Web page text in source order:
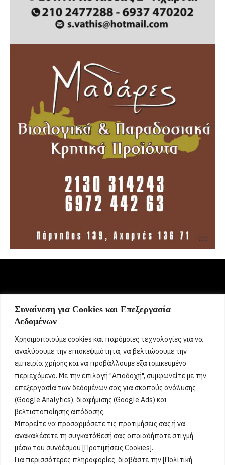
Συναίνεση για Cookies και Επεξεργασία
Δεδομένων
Χρησιμοποιούμε cookies και παρόμοιες τεχνολογίες για να
αναλύσουμε την επισκεψιμότητα, να βελτιώσουμε την
εμπειρία χρήσης και να προβάλλουμε εξατομικευμένο
περιεχόμενο. Με την επιλογή "Αποδοχή", συμφωνείτε με την
επεξεργασία των δεδομένων σας για σκοπούς ανάλυσης
(Google Analytics), διαφήμισης (Google Ads) και
βελτιστοποίησης απόδοσης.
Μπορείτε να προσαρμόσετε τις προτιμήσεις σας ή να
ανακαλέσετε τη συγκατάθεσή σας οποιαδήποτε στιγμή
μέσω του συνδέσμου [Προτιμήσεις Cookies].
Για περισσότερες πληροφορίες, διαβάστε την [Πολιτική
Σήμερα γιορτάζει:
9 Αυγούστου 2026
Δεν βρέθηκαν γιορτές[...]
Όροι Χρήσης
Πολιτική Ορθής Χρήσης
Email : info@acharnestimes.gr